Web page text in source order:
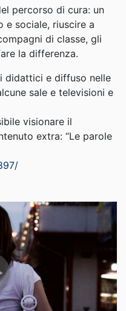
percorso di cura: un
e sociale, riuscire a
di classe, gli
la differenza.
didattici e diffuso nelle
sale e televisioni e
visionare il
extra: “Le parole